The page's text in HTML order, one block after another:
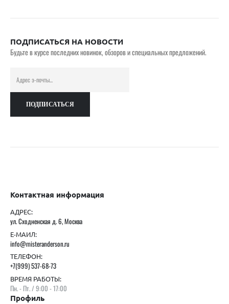
ПОДПИСАТЬСЯ НА НОВОСТИ
Будьте в курсе последних новинок, обзоров и специальных предложений.
Контактная информация
АДРЕС:
ул. Сходненская д. 6, Москва
Е-МАИЛ:
info@misteranderson.ru
ТЕЛЕФОН:
+7(999) 537-68-73
ВРЕМЯ РАБОТЫ:
Пн. - Пт. / 9:00 - 17:00
Профиль